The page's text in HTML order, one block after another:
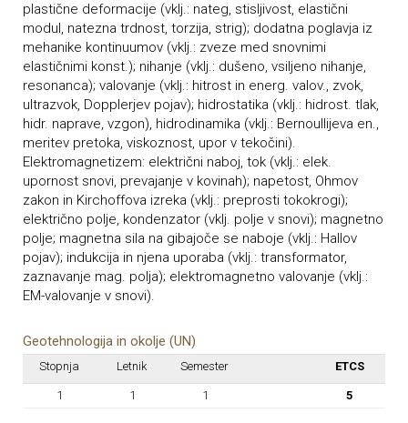
plastične deformacije (vklj.: nateg, stisljivost, elastični
modul, natezna trdnost, torzija, strig); dodatna poglavja iz
mehanike kontinuumov (vklj.: zveze med snovnimi
elastičnimi konst.); nihanje (vklj.: dušeno, vsiljeno nihanje,
resonanca); valovanje (vklj.: hitrost in energ. valov., zvok,
ultrazvok, Dopplerjev pojav); hidrostatika (vklj.: hidrost. tlak,
hidr. naprave, vzgon), hidrodinamika (vklj.: Bernoullijeva en.,
meritev pretoka, viskoznost, upor v tekočini).
Elektromagnetizem: električni naboj, tok (vklj.: elek.
upornost snovi, prevajanje v kovinah); napetost, Ohmov
zakon in Kirchoffova izreka (vklj.: preprosti tokokrogi);
električno polje, kondenzator (vklj. polje v snovi); magnetno
polje; magnetna sila na gibajoče se naboje (vklj.: Hallov
pojav); indukcija in njena uporaba (vklj.: transformator,
zaznavanje mag. polja); elektromagnetno valovanje (vklj.:
EM-valovanje v snovi).
Geotehnologija in okolje (UN)
Stopnja Letnik Semester ETCS
1 1 1 5